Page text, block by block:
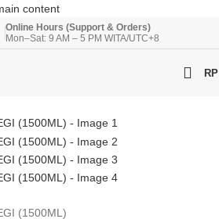
content
Online Hours (Support & Orders)
Mon–Sat: 9 AM – 5 PM WITA/UTC+8
RP